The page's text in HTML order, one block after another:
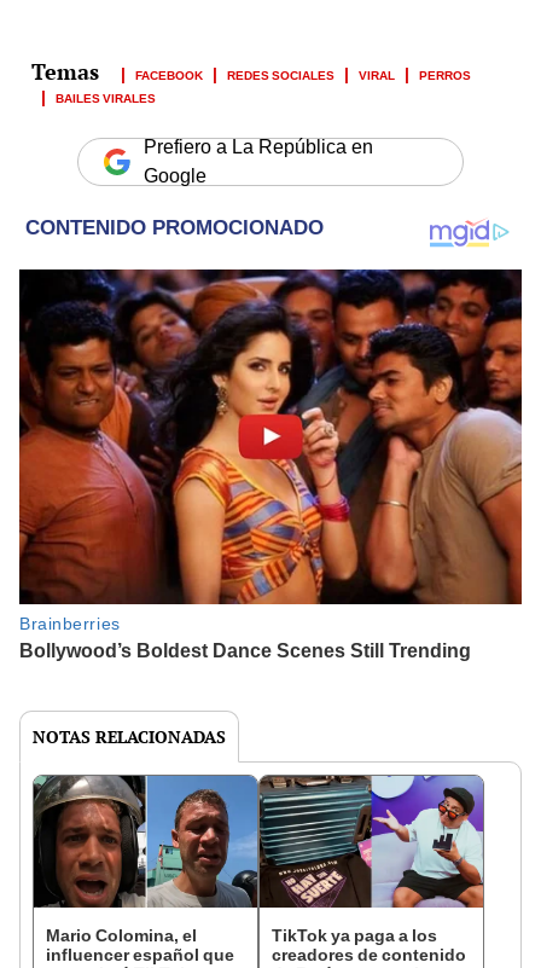
FACEBOOK REDES SOCIALES VIRAL
PERROS
BAILES VIRALES
Prefiero a La República en
Google
NOTAS RELACIONADAS
Mario Colomina, el
influencer español que
TikTok ya paga a los
creadores de contenido